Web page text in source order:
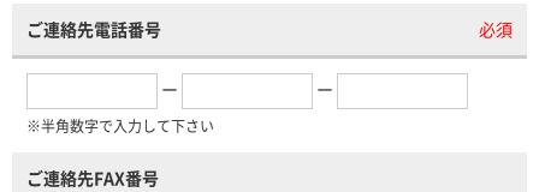
ご連絡先電話番号 必須
ー ー
※半角数字で入力して下さい
ご連絡先FAX番号